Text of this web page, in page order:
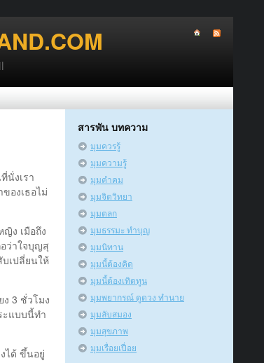
นั่งเรา
องเธอไม่
ง เมือถึง
ว่าใจบุญสุ
เปลี่ยนให้
3 ชั่วโมง
ะแบบนี้ทํา
ได้ ขึ้นอยู่
สารพัน บทความ
มุมควรรู้
มุมความรู้
มุมคำคม
มุมจิตวิทยา
มุมตลก
มุมธรรมะ ทำบุญ
มุมนิทาน
มุมนี้ต้องคิด
มุมนี้ต้องเทิดทูน
มุมพยากรณ์ ดูดวง ทำนาย
มุมลับสมอง
มุมสุขภาพ
มุมเรื่อยเปื่อย